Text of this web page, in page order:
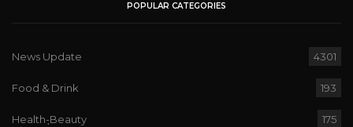
POPULAR CATEGORIES
News Update 4301
Food & Drink 193
Health-ฺBeauty 175